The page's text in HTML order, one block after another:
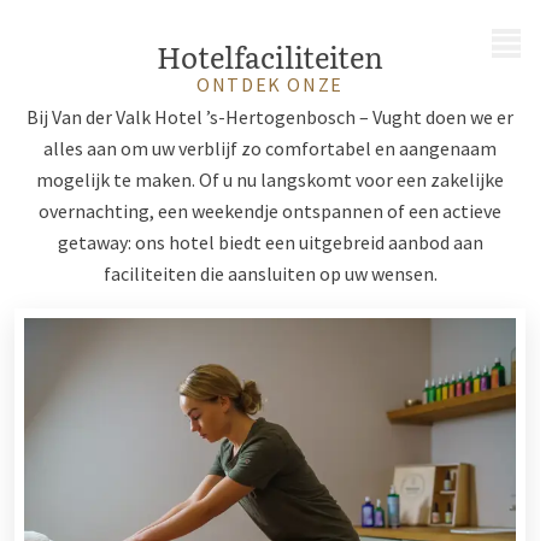
Hotelfaciliteiten
ONTDEK ONZE
Bij Van der Valk Hotel ’s-Hertogenbosch – Vught doen we er
alles aan om uw verblijf zo comfortabel en aangenaam
mogelijk te maken. Of u nu langskomt voor een zakelijke
overnachting, een weekendje ontspannen of een actieve
getaway: ons hotel biedt een uitgebreid aanbod aan
faciliteiten die aansluiten op uw wensen.